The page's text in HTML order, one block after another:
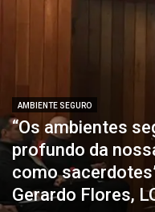
AMBIENTE SEGURO
“Os ambientes
profundo da
como
Gerardo Flores,